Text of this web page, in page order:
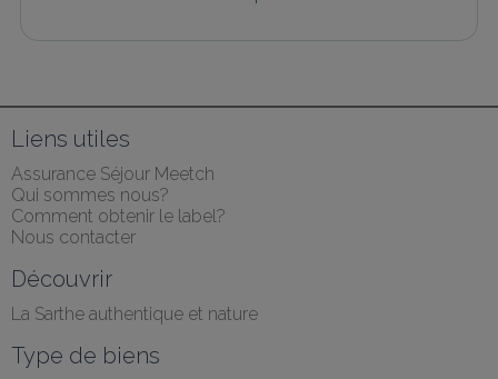
Liens utiles
Assurance Séjour Meetch
Qui sommes nous?
Comment obtenir le label?
Nous contacter
Découvrir
La Sarthe authentique et nature
Type de biens